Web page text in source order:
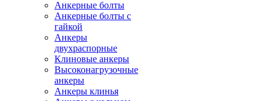
Анкерные болты
Анкерные болты с
гайкой
Анкеры
двухраспорные
Клиновые анкеры
Высоконагрузочные
анкеры
Анкеры клинья